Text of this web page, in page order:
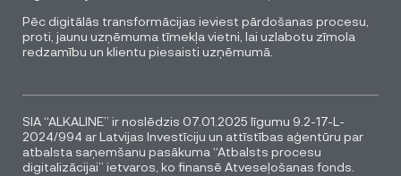
Pēc digitālās transformācijas ieviest pārdošanas procesu,
proti, jaunu uzņēmuma tīmekļa vietni, lai uzlabotu zīmola
redzamību un klientu piesaisti uzņēmumā.
SIA “ALKALINE” ir noslēdzis 07.01.2025 līgumu 9.2-17-L-
2024/994 ar Latvijas Investīciju un attīstības aģentūru par
atbalsta saņemšanu pasākuma “Atbalsts procesu
digitalizācijai” ietvaros, ko finansē Atveseļošanas fonds.